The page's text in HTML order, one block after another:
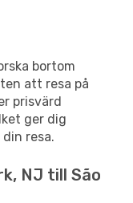
bortom
att resa på
prisvärd
ger dig
resa.
NJ till São